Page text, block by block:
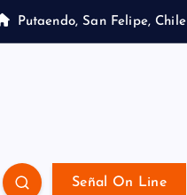
Putaendo, San Felipe, Chile
Señal On Line